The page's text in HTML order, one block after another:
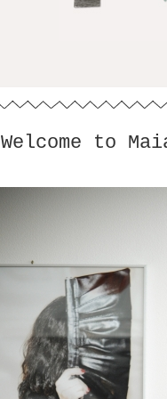
Welcome to